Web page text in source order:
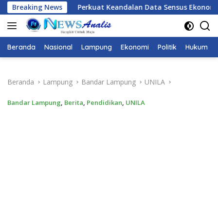
Langsung
ke
konten
Breaking News
Keandalan Data Sensus Ekonomi 2026, BPS Provinsi
Beranda Nasional Lampung Ekonomi Politik Hukum
Beranda Lampung Bandar Lampung UNILA
Bandar Lampung, Berita, Pendidikan, UNILA